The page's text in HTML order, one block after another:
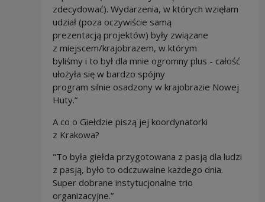
zdecydować). Wydarzenia, w których wzięłam
udział (poza oczywiście samą
prezentacją projektów) były związane
z miejscem/krajobrazem, w którym
byliśmy i to był dla mnie ogromny plus - całość
ułożyła się w bardzo spójny
program silnie osadzony w krajobrazie Nowej
Huty.”
A co o Giełdzie piszą jej koordynatorki
z Krakowa?
"To była giełda przygotowana z pasją dla ludzi
z pasją, było to odczuwalne każdego dnia.
Super dobrane instytucjonalne trio
organizacyjne.”